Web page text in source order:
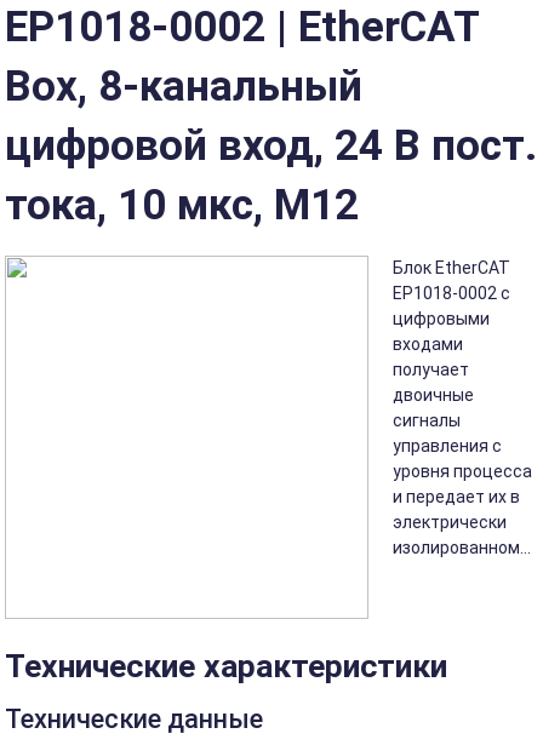
ЕР1018-0002 | EtherCAT
Box, 8-канальный
цифровой вход, 24 В пост.
тока, 10 мкс, M12
Блок EtherCAT
EP1018-0002 с
цифровыми
входами
получает
двоичные
сигналы
управления с
уровня процесса
и передает их в
электрически
изолированном...
Технические характеристики
Технические данные